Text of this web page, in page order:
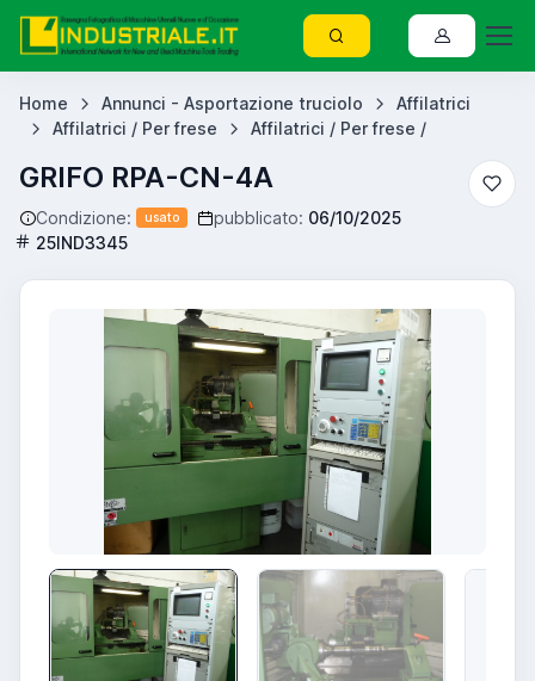
Home Annunci - Asportazione truciolo
Affilatrici
Affilatrici / Per frese
Affilatrici / Per frese /
GRIFO RPA-CN-4A
Condizione: usato pubblicato: 06/10/2025
25IND3345